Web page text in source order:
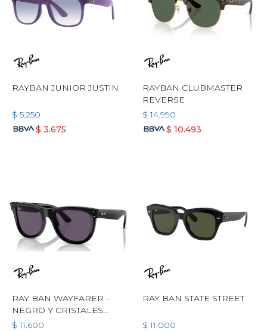
RAYBAN JUNIOR JUSTIN
$ 5.250
$ 3.675
RAYBAN CLUBMASTER
REVERSE
$ 14.990
$ 10.493
RAY BAN WAYFARER -
NEGRO Y CRISTALES
VIOLETA
$ 11.600
RAY BAN STATE STREET
$ 11.000